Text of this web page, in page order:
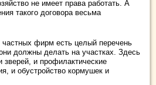
не имеет права работать. А
такого договора весьма
фирм есть целый перечень
должны делать на участках. Здесь
и профилактические
и обустройство кормушек и